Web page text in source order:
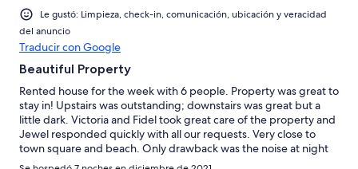
Le gustó: Limpieza, check-in, comunicación, ubicación y veracidad
del anuncio
Traducir con Google
Beautiful Property
Rented house for the week with 6 people. Property was great to
stay in! Upstairs was outstanding; downstairs was great but a
little dark. Victoria and Fidel took great care of the property and
Jewel responded quickly with all our requests. Very close to
town square and beach. Only drawback was the noise at night
but we were there during the festival of the lady of Guadalupe.